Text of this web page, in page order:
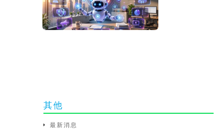
其他
最新消息